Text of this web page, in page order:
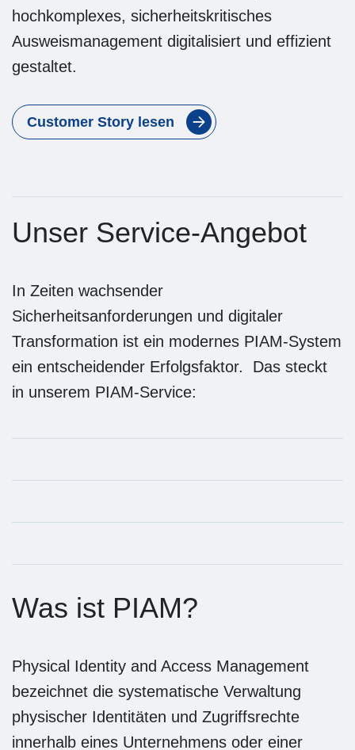
hochkomplexes, sicherheitskritisches
Ausweismanagement digitalisiert und effizient
gestaltet.
Customer Story lesen
Unser Service-Angebot
In Zeiten wachsender
Sicherheitsanforderungen und digitaler
Transformation ist ein modernes PIAM-System
ein entscheidender Erfolgsfaktor. Das steckt
in unserem PIAM-Service:
Was ist PIAM?
Physical Identity and Access Management
bezeichnet die systematische Verwaltung
physischer Identitäten und Zugriffsrechte
innerhalb eines Unternehmens oder einer